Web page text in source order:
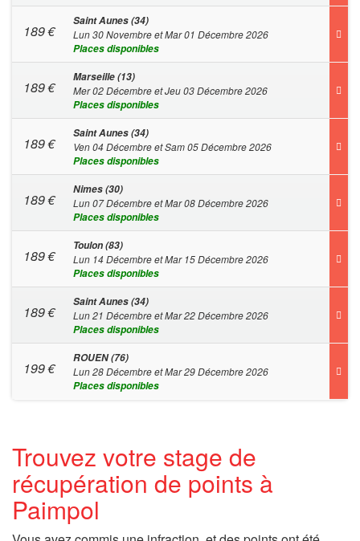
189€
Saint Aunes (34)
Lun 30 Novembre et Mar 01 Décembre 2026
Places disponibles
189€
Marseille (13)
Mer 02 Décembre et Jeu 03 Décembre 2026
Places disponibles
189€
Saint Aunes (34)
Ven 04 Décembre et Sam 05 Décembre 2026
Places disponibles
189€
Nimes (30)
Lun 07 Décembre et Mar 08 Décembre 2026
Places disponibles
189€
Toulon (83)
Lun 14 Décembre et Mar 15 Décembre 2026
Places disponibles
189€
Saint Aunes (34)
Lun 21 Décembre et Mar 22 Décembre 2026
Places disponibles
199€
ROUEN (76)
Lun 28 Décembre et Mar 29 Décembre 2026
Places disponibles
Trouvez votre stage de
récupération de points à
Paimpol